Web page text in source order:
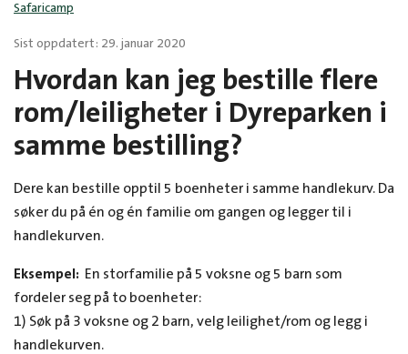
Safaricamp
Sist oppdatert: 29. januar 2020
Hvordan kan jeg bestille flere
rom/leiligheter i Dyreparken i
samme bestilling?
Dere kan bestille opptil 5 boenheter i samme handlekurv. Da
søker du på én og én familie om gangen og legger til i
handlekurven.
Eksempel: En storfamilie på 5 voksne og 5 barn som
fordeler seg på to boenheter:
1) Søk på 3 voksne og 2 barn, velg leilighet/rom og legg i
handlekurven.